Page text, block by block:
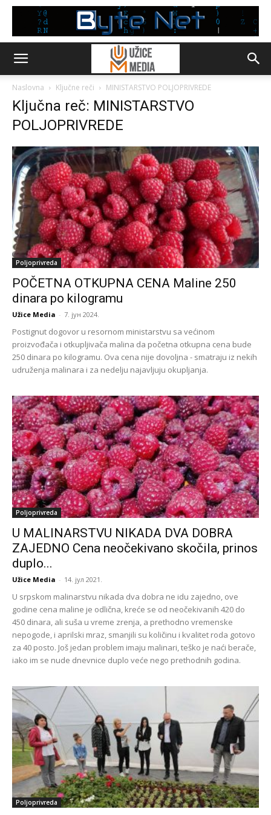
Naslovna Ključne reči MINISTARSTVO POLJOPRIVREDE
Ključna reč: MINISTARSTVO
POLJOPRIVREDE
Poljoprivreda
POČETNA OTKUPNA CENA Maline 250
dinara po kilogramu
Užice Media - 7. јун 2024.
Postignut dogovor u resornom ministarstvu sa većinom
proizvođača i otkupljivača malina da početna otkupna cena bude
250 dinara po kilogramu. Ova cena nije dovoljna - smatraju iz nekih
udruženja malinara i za nedelju najavljuju okupljanja.
Poljoprivreda
U MALINARSTVU NIKADA DVA DOBRA
ZAJEDNO Cena neočekivano skočila, prinos
duplo...
Užice Media - 14. јул 2021.
U srpskom malinarstvu nikada dva dobra ne idu zajedno, ove
godine cena maline je odlična, kreće se od neočekivanih 420 do
450 dinara, ali suša u vreme zrenja, a prethodno vremenske
nepogode, i aprilski mraz, smanjili su količinu i kvalitet roda gotovo
za 40 posto. Još jedan problem imaju malinari, teško je naći berače,
iako im se nude dnevnice duplo veće nego prethodnih godina.
Poljoprivreda